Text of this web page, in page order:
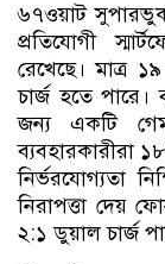
৬৭ওয়াট সুপারভুক
প্রতিযোগী
রেখেছে। মাত্র
চার্জ হতে পারে।
জন্য একটি
ব্যবহারকারীরা
নির্ভরযোগ্যতা
নিরাপত্তা দেয়
২:১ ডুয়াল চার্জ